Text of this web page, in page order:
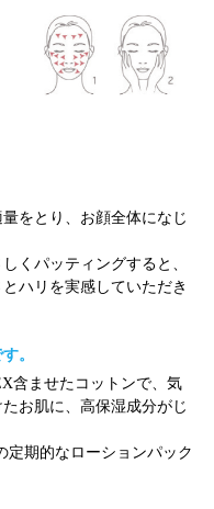
をとり、お顔全体になじ
くパッティングすると、
ハリを実感していただき
。
含ませたコットンで、気
お肌に、高保湿成分がじ
期的なローションパック